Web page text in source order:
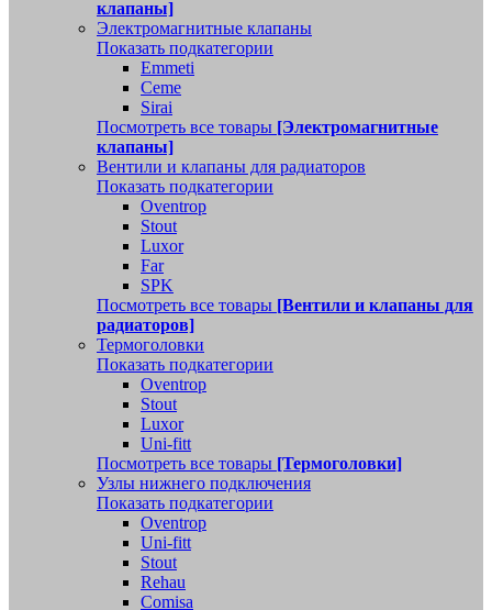
клапаны]
Электромагнитные клапаны
Показать подкатегории
Emmeti
Ceme
Sirai
Посмотреть все товары [Электромагнитные
клапаны]
Вентили и клапаны для радиаторов
Показать подкатегории
Oventrop
Stout
Luxor
Far
SPK
Посмотреть все товары [Вентили и клапаны для
радиаторов]
Термоголовки
Показать подкатегории
Oventrop
Stout
Luxor
Uni-fitt
Посмотреть все товары [Термоголовки]
Узлы нижнего подключения
Показать подкатегории
Oventrop
Uni-fitt
Stout
Rehau
Comisa